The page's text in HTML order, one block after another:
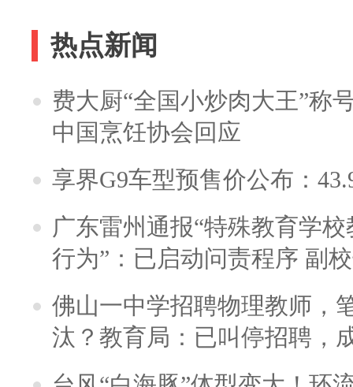
热点新闻
费大厨“全国小炒肉大王”称
中国烹饪协会回应
享界G9车型预售价公布：
广东雷州通报“特殊教育学
行为”：已启动问责程序 副
佛山一中学招聘物理教师，
汰？教育局：已叫停招聘，